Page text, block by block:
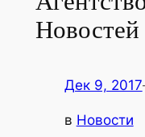
Новостей
Дек 9, 2017
в Новости